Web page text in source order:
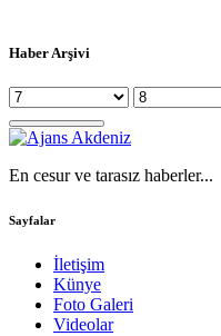
Haber Arşivi
En cesur ve tarasız haberler...
Sayfalar
İletişim
Künye
Foto Galeri
Videolar